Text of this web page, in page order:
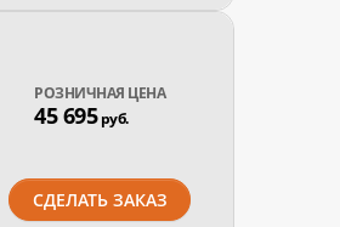
РОЗНИЧНАЯ ЦЕНА
45 695руб.
СДЕЛАТЬ ЗАКАЗ